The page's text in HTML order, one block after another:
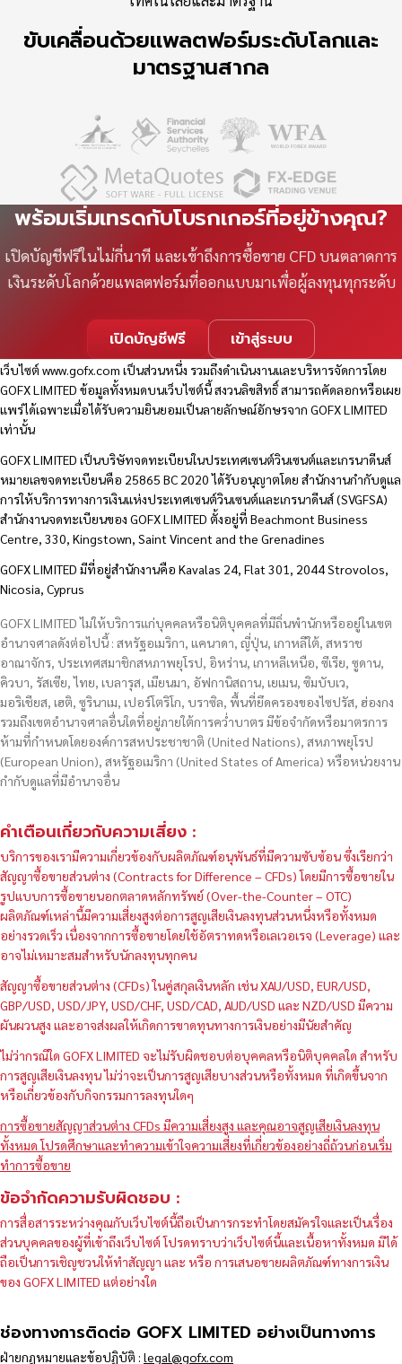
ขับเคลื่อนด้วยแพลตฟอร์มระดับโลกและ
มาตรฐานสากล
พร้อมเริ่มเทรดกับโบรกเกอร์ที่อยู่ข้างคุณ?
เปิดบัญชีฟรีในไม่กี่นาที และเข้าถึงการซื้อขาย CFD บนตลาดการ
เงินระดับโลกด้วยแพลตฟอร์มที่ออกแบบมาเพื่อผู้ลงทุนทุกระดับ
เปิดบัญชีฟรี เข้าสู่ระบบ
เว็บไซต์www.gofx.com เป็นส่วนหนึ่ง รวมถึงดำเนินงานและบริหารจัดการโดย
GOFX LIMITED ข้อมูลทั้งหมดบนเว็บไซต์นี้ สงวนลิขสิทธิ์ สามารถคัดลอกหรือเผย
แพร่ได้เฉพาะเมื่อได้รับความยินยอมเป็นลายลักษณ์อักษรจาก GOFX LIMITED
เท่านั้น
GOFX LIMITED เป็นบริษัทจดทะเบียนในประเทศเซนต์วินเซนต์และเกรนาดีนส์
หมายเลขจดทะเบียนคือ 25865 BC 2020 ได้รับอนุญาตโดย สำนักงานกำกับดูแล
การให้บริการทางการเงินแห่งประเทศเซนต์วินเซนต์และเกรนาดีนส์ (SVGFSA)
สำนักงานจดทะเบียนของ GOFX LIMITED ตั้งอยู่ที่ Beachmont Business
Centre, 330, Kingstown, Saint Vincent and the Grenadines
GOFX LIMITED มีที่อยู่สำนักงานคือ Kavalas 24, Flat 301, 2044 Strovolos,
Nicosia, Cyprus
GOFX LIMITED ไม่ให้บริการแก่บุคคลหรือนิติบุคคลที่มีถิ่นพำนักหรืออยู่ในเขต
อำนาจศาลดังต่อไปนี้ : สหรัฐอเมริกา, แคนาดา, ญี่ปุ่น, เกาหลีใต้, สหราช
อาณาจักร, ประเทศสมาชิกสหภาพยุโรป, อิหร่าน, เกาหลีเหนือ, ซีเรีย, ซูดาน,
คิวบา, รัสเซีย, ไทย, เบลารุส, เมียนมา, อัฟกานิสถาน, เยเมน, ซิมบับเว,
มอริเชียส, เฮติ, ซูรินาเม, เปอร์โตริโก, บราซิล, พื้นที่ยึดครองของไซปรัส, ฮ่องกง
รวมถึงเขตอำนาจศาลอื่นใดที่อยู่ภายใต้การคว่ำบาตร มีข้อจำกัดหรือมาตรการ
ห้ามที่กำหนดโดยองค์การสหประชาชาติ (United Nations), สหภาพยุโรป
(European Union), สหรัฐอเมริกา (United States of America) หรือหน่วยงาน
กำกับดูแลที่มีอำนาจอื่น
คำเตือนเกี่ยวกับความเสี่ยง :
บริการของเรามีความเกี่ยวข้องกับผลิตภัณฑ์อนุพันธ์ที่มีความซับซ้อน ซึ่งเรียกว่า
สัญญาซื้อขายส่วนต่าง (Contracts for Difference – CFDs) โดยมีการซื้อขายใน
รูปแบบการซื้อขายนอกตลาดหลักทรัพย์ (Over-the-Counter – OTC)
ผลิตภัณฑ์เหล่านี้มีความเสี่ยงสูงต่อการสูญเสียเงินลงทุนส่วนหนึ่งหรือทั้งหมด
อย่างรวดเร็ว เนื่องจากการซื้อขายโดยใช้อัตราทดหรือเลเวอเรจ (Leverage) และ
อาจไม่เหมาะสมสำหรับนักลงทุนทุกคน
สัญญาซื้อขายส่วนต่าง (CFDs) ในคู่สกุลเงินหลัก เช่น XAU/USD, EUR/USD,
GBP/USD, USD/JPY, USD/CHF, USD/CAD, AUD/USD และ NZD/USD มีความ
ผันผวนสูง และอาจส่งผลให้เกิดการขาดทุนทางการเงินอย่างมีนัยสำคัญ
ไม่ว่ากรณีใด GOFX LIMITED จะไม่รับผิดชอบต่อบุคคลหรือนิติบุคคลใด สำหรับ
การสูญเสียเงินลงทุน ไม่ว่าจะเป็นการสูญเสียบางส่วนหรือทั้งหมด ที่เกิดขึ้นจาก
หรือเกี่ยวข้องกับกิจกรรมการลงทุนใดๆ
การซื้อขายสัญญาส่วนต่าง CFDs มีความเสี่ยงสูง และคุณอาจสูญเสียเงินลงทุน
ทั้งหมด โปรดศึกษาและทำความเข้าใจความเสี่ยงที่เกี่ยวข้องอย่างถี่ถ้วนก่อนเริ่ม
ทำการซื้อขาย
ข้อจำกัดความรับผิดชอบ :
การสื่อสารระหว่างคุณกับเว็บไซต์นี้ถือเป็นการกระทำโดยสมัครใจและเป็นเรื่อง
ส่วนบุคคลของผู้ที่เข้าถึงเว็บไซต์ โปรดทราบว่าเว็บไซต์นี้และเนื้อหาทั้งหมด มิได้
ถือเป็นการเชิญชวนให้ทำสัญญา และ หรือ การเสนอขายผลิตภัณฑ์ทางการเงิน
ของ GOFX LIMITED แต่อย่างใด
ช่องทางการติดต่อ GOFX LIMITED อย่างเป็นทางการ
ฝ่ายกฎหมายและข้อปฏิบัติ : legal@gofx.com